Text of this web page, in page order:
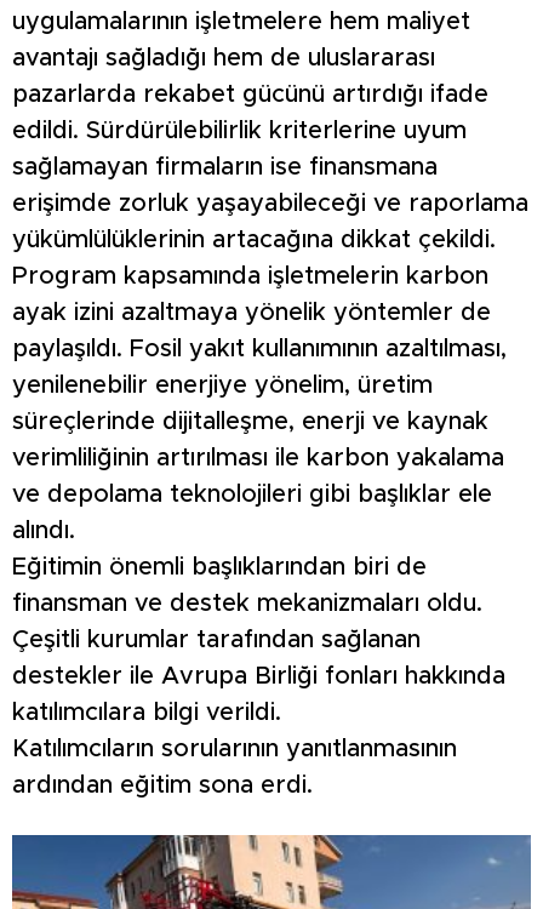
uygulamalarının işletmelere hem maliyet
avantajı sağladığı hem de uluslararası
pazarlarda rekabet gücünü artırdığı ifade
edildi. Sürdürülebilirlik kriterlerine uyum
sağlamayan firmaların ise finansmana
erişimde zorluk yaşayabileceği ve raporlama
yükümlülüklerinin artacağına dikkat çekildi.
Program kapsamında işletmelerin karbon
ayak izini azaltmaya yönelik yöntemler de
paylaşıldı. Fosil yakıt kullanımının azaltılması,
yenilenebilir enerjiye yönelim, üretim
süreçlerinde dijitalleşme, enerji ve kaynak
verimliliğinin artırılması ile karbon yakalama
ve depolama teknolojileri gibi başlıklar ele
alındı.
Eğitimin önemli başlıklarından biri de
finansman ve destek mekanizmaları oldu.
Çeşitli kurumlar tarafından sağlanan
destekler ile Avrupa Birliği fonları hakkında
katılımcılara bilgi verildi.
Katılımcıların sorularının yanıtlanmasının
ardından eğitim sona erdi.